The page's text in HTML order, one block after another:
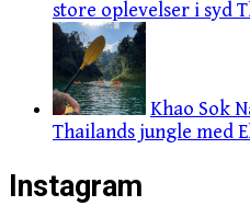
store oplevelser i syd
Khao Sok
Thailands jungle med
Instagram